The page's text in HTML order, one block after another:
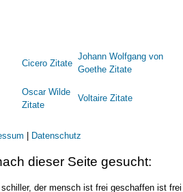
Cicero Zitate
Johann Wolfgang von
Goethe Zitate
Oscar Wilde
Zitate
Voltaire Zitate
Datenschutz
dieser Seite gesucht:
der mensch ist frei geschaffen ist frei